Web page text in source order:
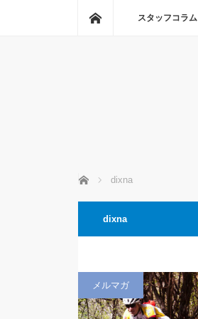
ホームスタッフコラム
ホーム dixna
dixna
メルマガ